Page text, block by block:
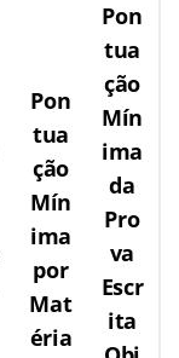
Pon
tua
ção
Mín
ima
por
Mat
éria
Pon
tua
ção
Mín
ima
da
Pro
va
Escr
ita